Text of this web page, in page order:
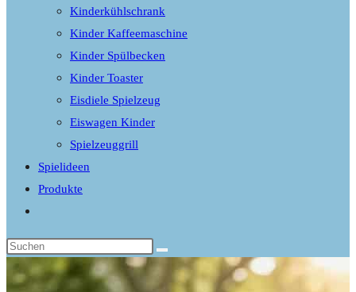
Kinderkühlschrank
Kinder Kaffeemaschine
Kinder Spülbecken
Kinder Toaster
Eisdiele Spielzeug
Eiswagen Kinder
Spielzeuggrill
Spielideen
Produkte
umschalten